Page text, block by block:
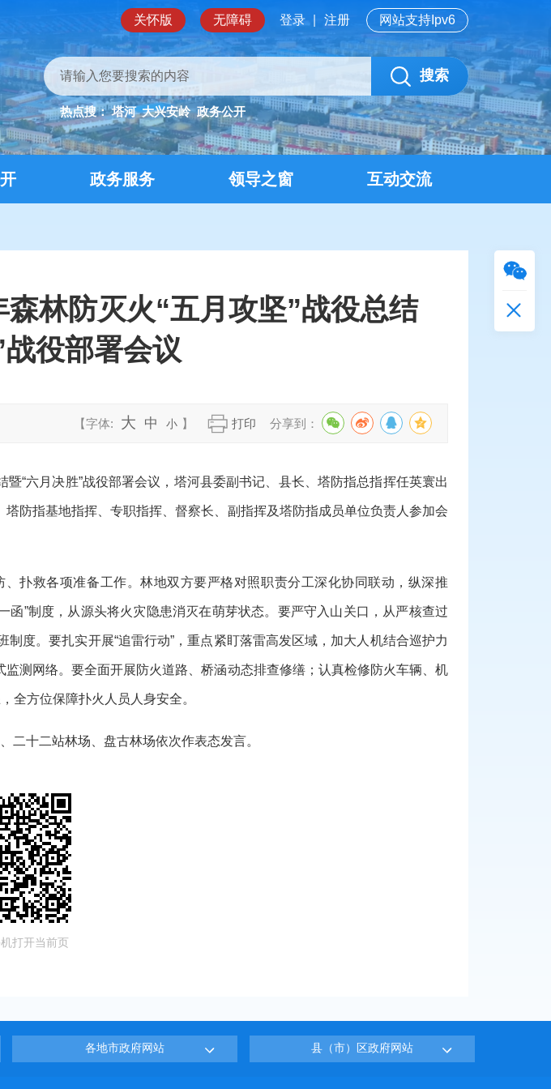
关怀版 无障碍 网站支持Ipv6
登录 注册
搜索
热点搜： 塔河 大兴安岭 政务公开
政务服务 领导之窗 互动交流
林防灭火“五月攻坚”战役总结
役部署会议
【字体: 大 中 小 】 打印 分享到：
“六月决胜”战役部署会议，塔河县委副书记、县长、塔防指总指挥任英寰出
防指基地指挥、专职指挥、督察长、副指挥及塔防指成员单位负责人参加会
扑救各项准备工作。林地双方要严格对照职责分工深化协同联动，纵深推
函”制度，从源头将火灾隐患消灭在萌芽状态。要严守入山关口，从严核查过
度。要扎实开展“追雷行动”，重点紧盯落雷高发区域，加大人机结合巡护力
测网络。要全面开展防火道路、桥涵动态排查修缮；认真检修防火车辆、机
全方位保障扑火人员人身安全。
二十二站林场、盘古林场依次作表态发言。
打开当前页
各地市政府网站 县（市）区政府网站